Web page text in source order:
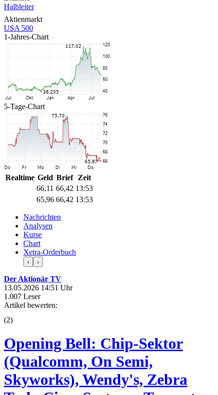
Halbleiter
Aktienmarkt
USA 500
1-Jahres-Chart
5-Tage-Chart
Realtime Geld Brief
Zeit
66,11 66,42 13:53
65,96 66,42 13:53
Nachrichten
Analysen
Kurse
Chart
Xetra-Orderbuch
‹ ›
Der Aktionär TV
13.05.2026 14:51 Uhr
1.007 Leser
Artikel bewerten:
(2)
Opening Bell: Chip-Sektor
(Qualcomm, On Semi,
Skyworks), Wendy's, Zebra